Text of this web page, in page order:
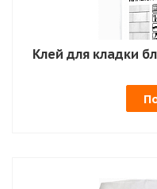
Клей для кладки